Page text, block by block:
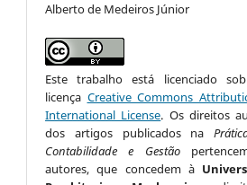
Alberto de Medeiros Júnior
Este trabalho está licenciado
licença Creative Commons
International License. Os direitos
dos artigos publicados na
Contabilidade e Gestão
autores, que concedem à